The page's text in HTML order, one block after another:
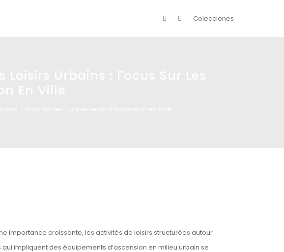
Colecciones
importance croissante, les activités de loisirs structurées autour
impliquent des équipements d’ascension en milieu urbain se